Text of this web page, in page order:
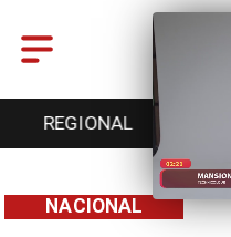
ENTRETENCIÓN
NACIONAL